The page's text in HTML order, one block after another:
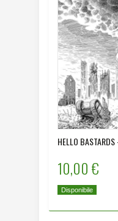
HELLO
10,00 €
Disponibile